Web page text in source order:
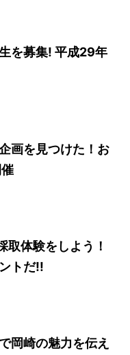
を募集! 平成29年
画を見つけた！お
取体験をしよう！
ントだ!!
岡崎の魅力を伝え